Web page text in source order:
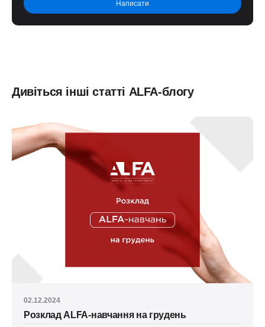
Дивіться інші статті ALFA-блогу
02.12.2024
Розклад ALFA-навчання на грудень